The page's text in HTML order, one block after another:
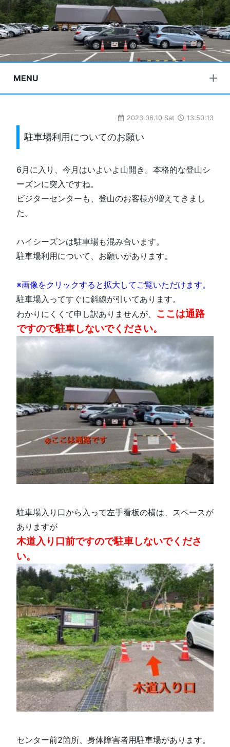
MENU
2023.06.10 Sat 13:50:13
駐車場利用についてのお願い
6月に入り、今月はいよいよ山開き。本格的な登山シ
ーズンに突入ですね。
ビジターセンターも、登山のお客様が増えてきまし
た。
ハイシーズンは駐車場も混み合います。
駐車場利用について、お願いがあります。
※画像をクリックすると拡大してご覧いただけます。
駐車場入ってすぐに斜線が引いてあります。
わかりにくくて申し訳ありませんが、 ここは通路
ですので駐車しないでください。
駐車場入り口から入って左手看板の横は、スペースが
ありますが
木道入り口前ですので駐車しないでくださ
い。
センター前2箇所、身体障害者用駐車場があります。